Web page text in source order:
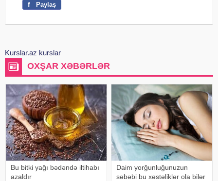
f Paylaş
Kurslar.az kurslar
OXŞAR XƏBƏRLƏR
Bu bitki yağı bədəndə iltihabı
azaldır
Daim yorğunluğunuzun
səbəbi bu xəstəliklər ola bilər